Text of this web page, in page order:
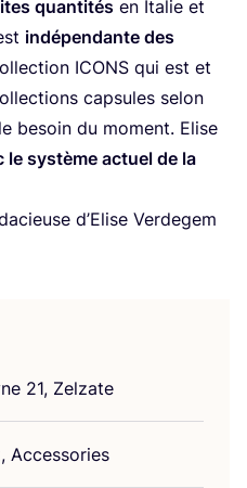
quan­ti­tés en Ita­lie et
indé­pen­dante des
ICONS qui est et
cap­sules selon
besoin du moment. Elise
le sys­tème actuel de la
d’E­lise Ver­de­gem
21, Zelzate
Accessories